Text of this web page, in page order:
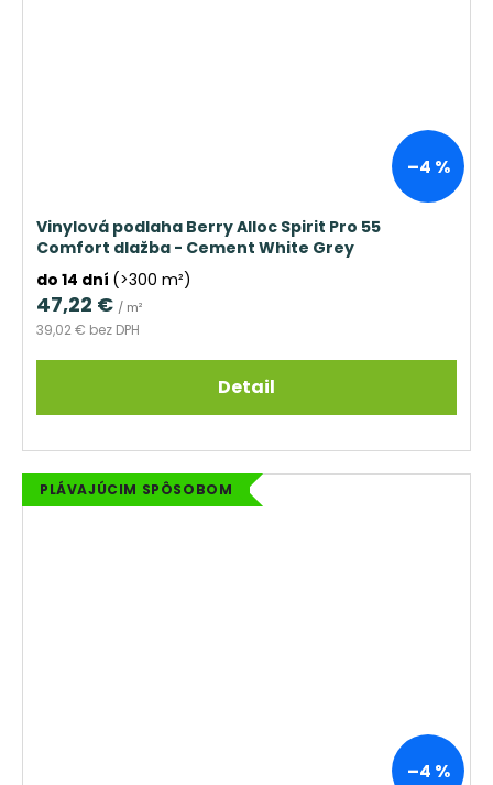
–4 %
Vinylová podlaha Berry Alloc Spirit Pro 55
Comfort dlažba - Cement White Grey
do 14 dní (>300 m²)
39,02 € bez DPH
47,22 € / m²
Detail
PLÁVAJÚCIM SPÔSOBOM
–4 %